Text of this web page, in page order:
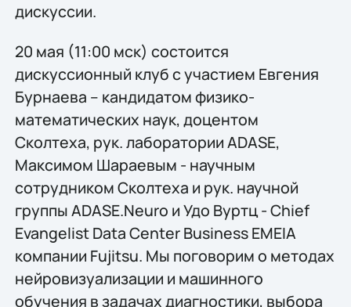
дискуссии.
20 мая (11:00 мск) состоится
дискуссионный клуб с участием Евгения
Бурнаева – кандидатом физико-
математических наук, доцентом
Сколтеха, рук. лаборатории ADASE,
Максимом Шараевым - научным
сотрудником Сколтеха и рук. научной
группы ADASE.Neuro и Удо Вуртц - Chief
Evangelist Data Center Business EMEIA
компании Fujitsu. Мы поговорим о методах
нейровизуализации и машинного
обучения в задачах диагностики, выбора